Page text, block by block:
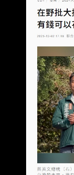
大？ 有沒
作啊 但你
錢反而扣
啊 其他都
慘嗎？ 已
下滑耶= =
幫助嗎